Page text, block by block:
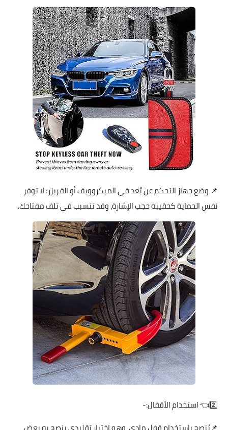
📌 وضع جهاز التحكم عن بُعد في الميكروويف أو الفريزر؛ لا توفر
نفس الحماية كحقيبة حجب الإشارة، وقد تتسبب في تلف مفتاحك.
2️⃣👈 استخدام الأقفال:-